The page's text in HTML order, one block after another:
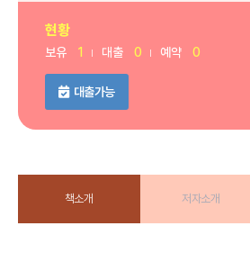
현황
보유 1 대출 0 예약 0
대출가능
책소개 저자소개